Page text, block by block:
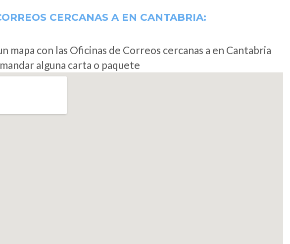
CERCANAS A EN CANTABRIA:
mapa con las Oficinas de Correos cercanas a en Cantabria
alguna carta o paquete